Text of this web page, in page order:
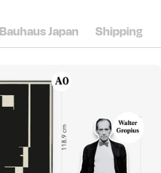
Japan Shipping